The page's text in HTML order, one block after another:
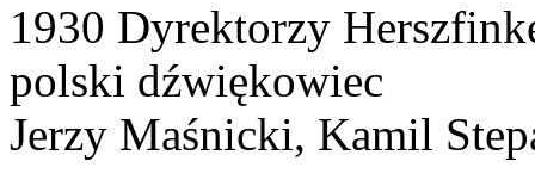
1930 Dyrektorzy
polski dźwiękowiec
Jerzy Maśnicki, Kamil